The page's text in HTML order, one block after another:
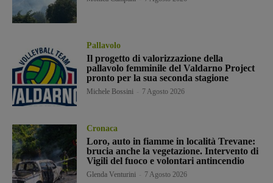
Pallavolo
Il progetto di valorizzazione della
pallavolo femminile del Valdarno Project
pronto per la sua seconda stagione
Michele Bossini 7 Agosto 2026
Cronaca
Loro, auto in fiamme in località Trevane:
brucia anche la vegetazione. Intervento di
Vigili del fuoco e volontari antincendio
Glenda Venturini 7 Agosto 2026